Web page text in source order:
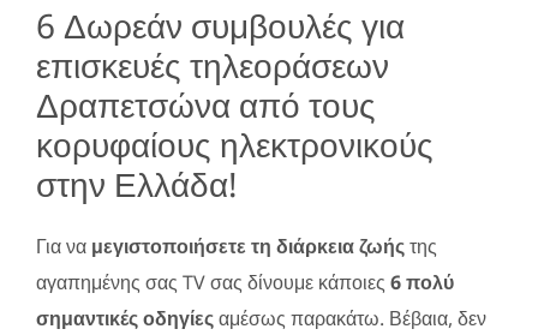
6 Δωρεάν συμβουλές για
επισκευές τηλεοράσεων
Δραπετσώνα από τους
κορυφαίους ηλεκτρονικούς
στην Ελλάδα!
Για να μεγιστοποιήσετε τη διάρκεια ζωήςτης
αγαπημένης σας TV σας δίνουμε κάποιες 6 πολύ
σημαντικές οδηγίεςαμέσως παρακάτω. Βέβαια, δεν